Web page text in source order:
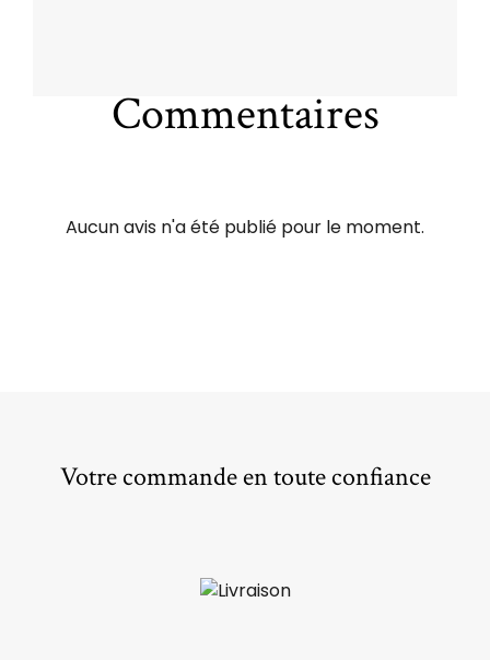
Commentaires
Aucun avis n'a été publié pour le moment.
Votre commande en toute confiance